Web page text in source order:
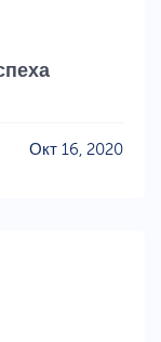
Окт 16, 2020